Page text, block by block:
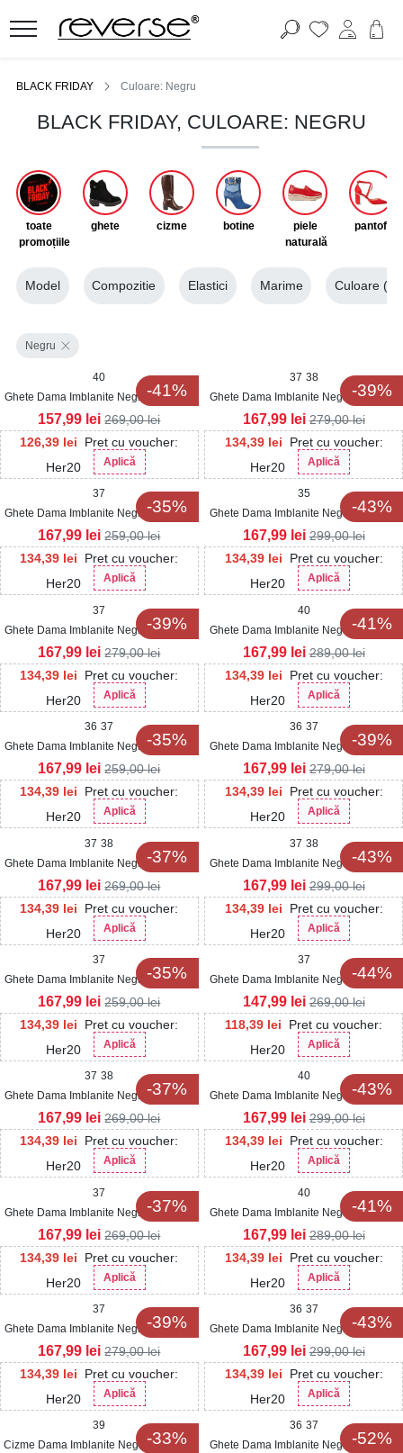
BLACK FRIDAY Culoare: Negru
BLACK FRIDAY, CULOARE: NEGRU
toate
promoțiile
ghete cizme botine
piele
naturală
pantofi
Model Compozitie Elastici Marime Culoare (1)
Negru
-41%
40
Ghete Dama Imblanite Negre din Piele
Ecologica Intoarsa Louella
126,39 lei
Pret cu voucher:
Her20
Aplică
157,99 lei 269,00lei
-39%
37 38
Ghete Dama Imblanite Negre din Piele
Ecologica Intoarsa Divno2
134,39 lei
Pret cu voucher:
Her20
Aplică
167,99 lei 279,00lei
-35%
37
Ghete Dama Imblanite Negre din Piele
Ecologica Intoarsa Kyomi2
134,39 lei
Pret cu voucher:
Her20
Aplică
167,99 lei 259,00lei
-43%
35
Ghete Dama Imblanite Negre din Piele
Ecologica Mekdes2
134,39 lei
Pret cu voucher:
Her20
Aplică
167,99 lei 299,00lei
-39%
37
Ghete Dama Imblanite Negre din Piele
Ecologica Noah
134,39 lei
Pret cu voucher:
Her20
Aplică
167,99 lei 279,00lei
-41%
40
Ghete Dama Imblanite Negre din Piele
Ecologica Intoarsa Salima2
134,39 lei
Pret cu voucher:
Her20
Aplică
167,99 lei 289,00lei
-35%
36 37
Ghete Dama Imblanite Negre din Piele
Ecologica Intoarsa Robyn
134,39 lei
Pret cu voucher:
Her20
Aplică
167,99 lei 259,00lei
-39%
36 37
Ghete Dama Imblanite Negre din Piele
Ecologica Aurelae
134,39 lei
Pret cu voucher:
Her20
Aplică
167,99 lei 279,00lei
-37%
37 38
Ghete Dama Imblanite Negre din Piele
Ecologica Intoarsa Naina2
134,39 lei
Pret cu voucher:
Her20
Aplică
167,99 lei 269,00lei
-43%
37 38
Ghete Dama Imblanite Negre din Piele
Ecologica Intoarsa Lucya2
134,39 lei
Pret cu voucher:
Her20
Aplică
167,99 lei 299,00lei
-35%
37
Ghete Dama Imblanite Negre din Piele
Ecologica Kyomi
134,39 lei
Pret cu voucher:
Her20
Aplică
167,99 lei 259,00lei
-44%
37
Ghete Dama Imblanite Negre din Piele
Ecologica Intoarsa Hridhya2
118,39 lei
Pret cu voucher:
Her20
Aplică
147,99 lei 269,00lei
-37%
37 38
Ghete Dama Imblanite Negre din Piele
Ecologica Louella2
134,39 lei
Pret cu voucher:
Her20
Aplică
167,99 lei 269,00lei
-43%
40
Ghete Dama Imblanite Negre din Piele
Ecologica Intoarsa Mekdes
134,39 lei
Pret cu voucher:
Her20
Aplică
167,99 lei 299,00lei
-37%
37
Ghete Dama Imblanite Negre din Piele
Ecologica Intoarsa Louella
134,39 lei
Pret cu voucher:
Her20
Aplică
167,99 lei 269,00lei
-41%
40
Ghete Dama Imblanite Negre din Piele
Ecologica Isobella
134,39 lei
Pret cu voucher:
Her20
Aplică
167,99 lei 289,00lei
-39%
37
Ghete Dama Imblanite Negre din Piele
Ecologica Intoarsa Aurelae2
134,39 lei
Pret cu voucher:
Her20
Aplică
167,99 lei 279,00lei
-43%
36 37
Ghete Dama Imblanite Negre din Piele
Ecologica Lucya
134,39 lei
Pret cu voucher:
Her20
Aplică
167,99 lei 299,00lei
-33%
39
Cizme Dama Imblanite Negre din Piele
-52%
36 37
Ghete Dama Imblanite Negre din Piele